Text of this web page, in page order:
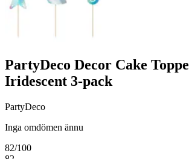
PartyDeco Decor Cake
Iridescent 3-pack
PartyDeco
Inga omdömen ännu
82/100